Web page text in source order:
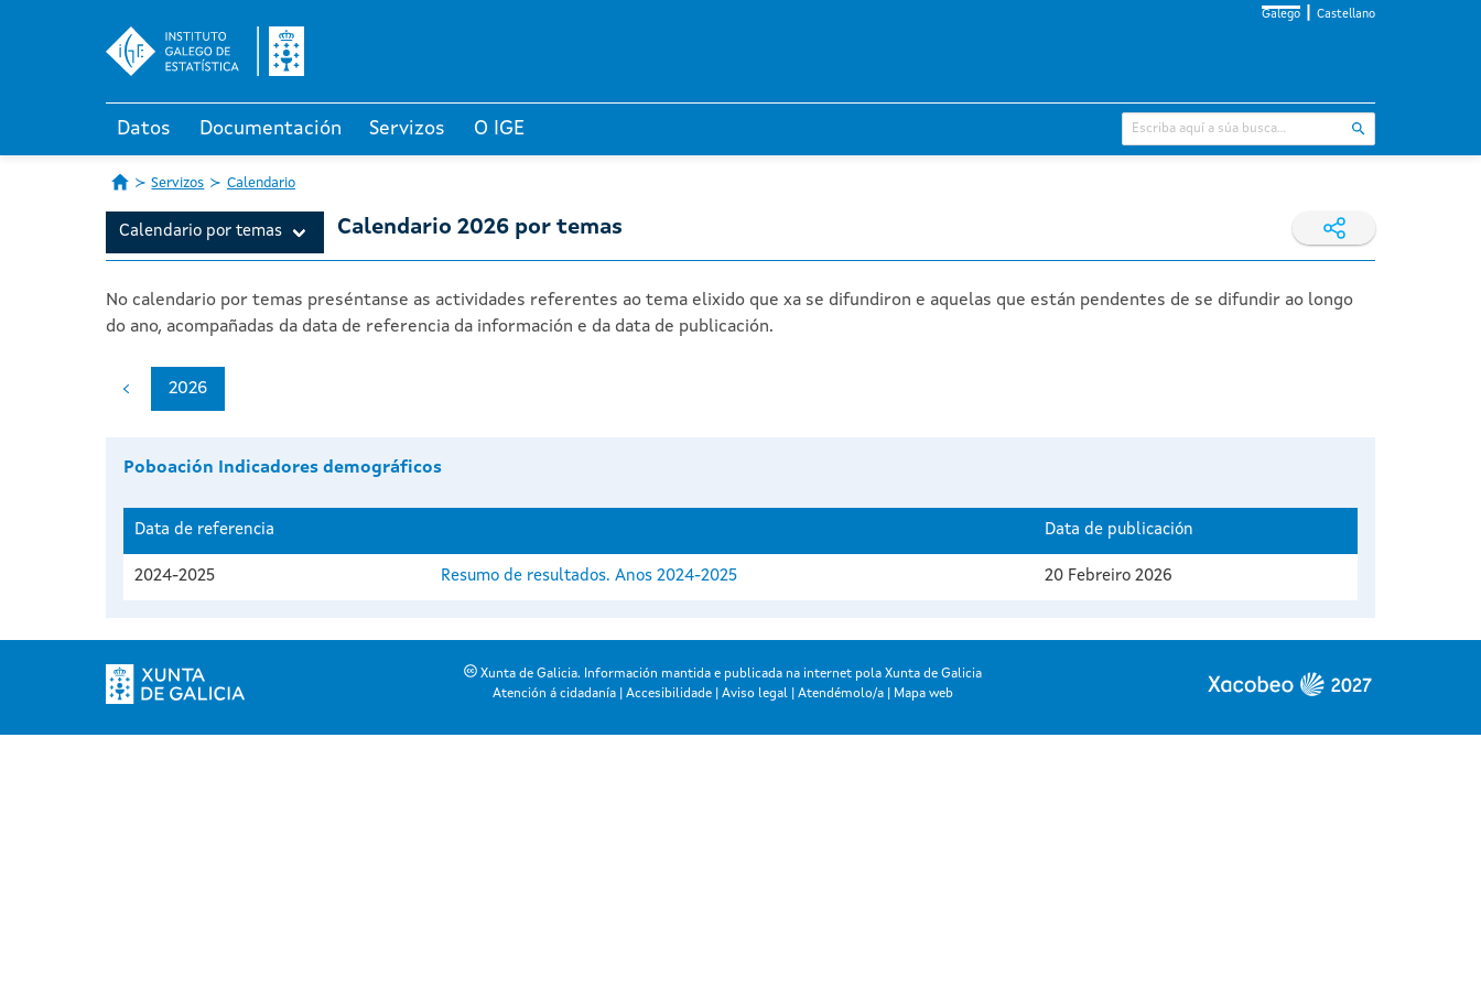
Galego Castellano
Datos Documentación Servizos O IGE
Servizos Calendario
Calendario por temas Calendario 2026 por temas
No calendario por temas preséntanse as actividades referentes ao tema elixido que xa se difundiron e aquelas que están pendentes de se difundir ao longo
do ano, acompañadas da data de referencia da información e da data de publicación.
2026
Poboación Indicadores demográficos
Data de referencia Data de publicación
2024-2025 Resumo de resultados. Anos 2024-2025 20 Febreiro 2026
Xunta de Galicia. Información mantida e publicada na internet pola Xunta de Galicia
Atención á cidadanía |Accesibilidade |Aviso legal |Atendémolo/a Mapa web